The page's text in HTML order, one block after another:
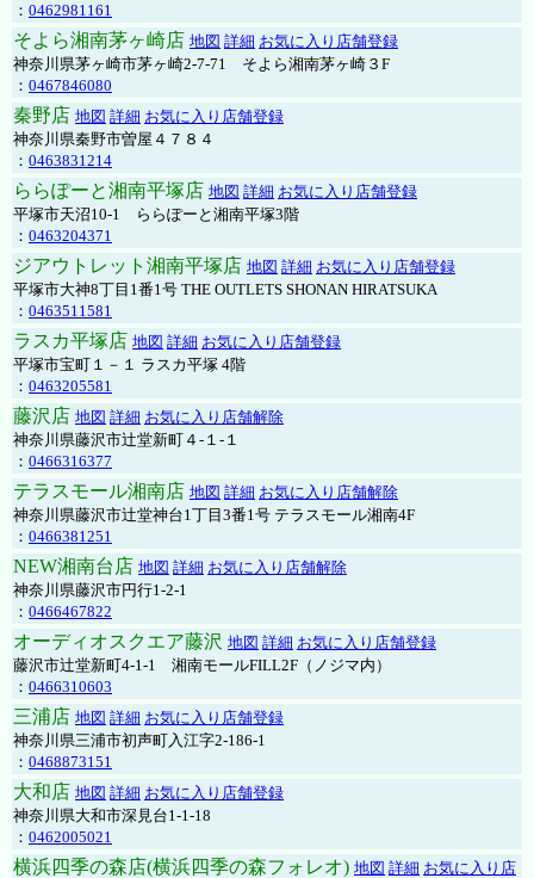
： 0462981161
そよら湘南茅ヶ崎店 地図 詳細 お気に入り店舗登録
神奈川県茅ヶ崎市茅ヶ崎2‐7‐71 そよら湘南茅ヶ崎３F
： 0467846080
秦野店 地図 詳細 お気に入り店舗登録
神奈川県秦野市曽屋４７８４
： 0463831214
ららぽーと湘南平塚店 地図 詳細 お気に入り店舗登録
平塚市天沼10-1 ららぽーと湘南平塚3階
： 0463204371
ジアウトレット湘南平塚店 地図 詳細 お気に入り店舗登録
平塚市大神8丁目1番1号 THE OUTLETS SHONAN HIRATSUKA
： 0463511581
ラスカ平塚店 地図 詳細 お気に入り店舗登録
平塚市宝町１－１ ラスカ平塚 4階
： 0463205581
藤沢店 地図 詳細 お気に入り店舗解除
神奈川県藤沢市辻堂新町４-１-１
： 0466316377
テラスモール湘南店 地図 詳細 お気に入り店舗解除
神奈川県藤沢市辻堂神台1丁目3番1号 テラスモール湘南4F
： 0466381251
NEW湘南台店 地図 詳細 お気に入り店舗解除
神奈川県藤沢市円行1-2-1
： 0466467822
オーディオスクエア藤沢 地図 詳細 お気に入り店舗登録
藤沢市辻堂新町4-1-1 湘南モールFILL2F（ノジマ内）
： 0466310603
三浦店 地図 詳細 お気に入り店舗登録
神奈川県三浦市初声町入江字2-186-1
： 0468873151
大和店 地図 詳細 お気に入り店舗登録
神奈川県大和市深見台1-1-18
： 0462005021
横浜四季の森店(横浜四季の森フォレオ) 地図 詳細 お気に入り店